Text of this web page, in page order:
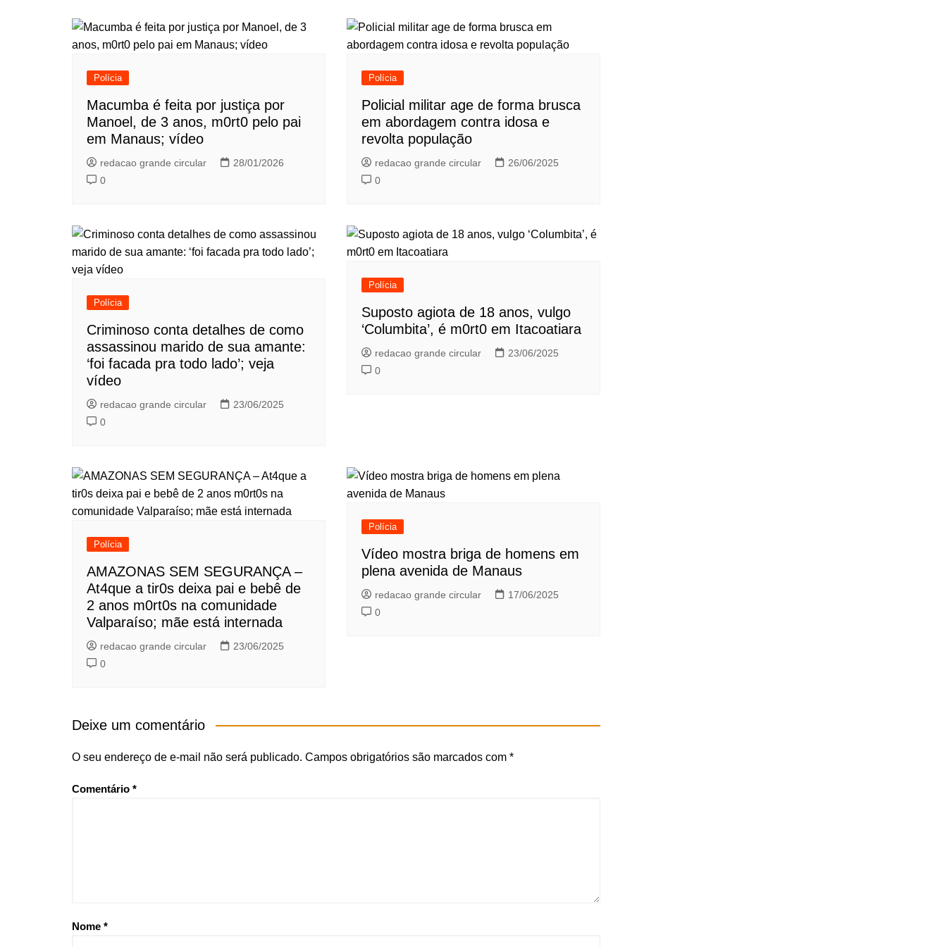
Polícia
Macumba é feita por justiça por
Manoel, de 3 anos, m0rt0 pelo pai
em Manaus; vídeo
redacao grande circular
28/01/2026
0
Polícia
Policial militar age de forma brusca
em abordagem contra idosa e
revolta população
redacao grande circular
26/06/2025
0
Polícia
Criminoso conta detalhes de como
assassinou marido de sua amante:
‘foi facada pra todo lado’; veja
vídeo
redacao grande circular
23/06/2025
0
Polícia
Suposto agiota de 18 anos, vulgo
‘Columbita’, é m0rt0 em Itacoatiara
redacao grande circular
23/06/2025
0
Polícia
AMAZONAS SEM SEGURANÇA –
At4que a tir0s deixa pai e bebê de
2 anos m0rt0s na comunidade
Valparaíso; mãe está internada
redacao grande circular
23/06/2025
0
Polícia
Vídeo mostra briga de homens em
plena avenida de Manaus
redacao grande circular
17/06/2025
0
Deixe um comentário
O seu endereço de e-mail não será publicado. Campos obrigatórios são marcados com *
Comentário *
Nome *